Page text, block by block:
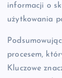
informacji o
użytkowania
procesem,
Kluczowe